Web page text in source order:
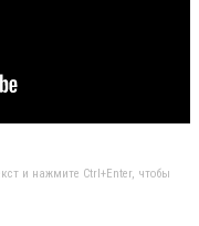
и нажмите Ctrl+Enter, чтобы